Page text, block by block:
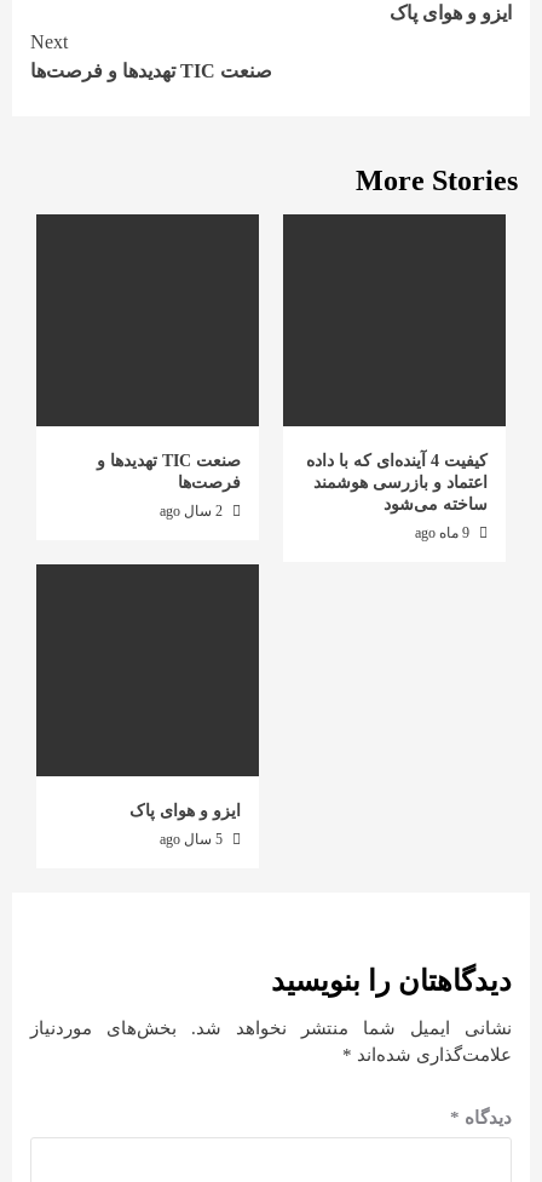
Reading
ایزو و هوای پاک
Next
صنعت TIC تهدیدها و فرصت‌ها
More Stories
کیفیت 4 آینده‌ای که با داده
اعتماد و بازرسی هوشمند
ساخته می‌شود
صنعت TIC تهدیدها و
فرصت‌ها
ایزو و هوای پاک
دیدگاهتان را بنویسید
نشانی ایمیل شما منتشر نخواهد شد.
بخش‌های موردنیاز
علامت‌گذاری شده‌اند *
دیدگاه *